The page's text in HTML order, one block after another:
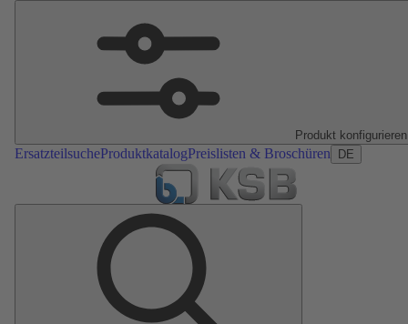
Produkt konfigurieren
ErsatzteilsucheProduktkatalogPreislisten & Broschüren DE